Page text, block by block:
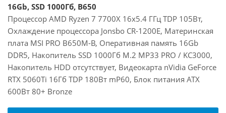
16Gb, SSD 1000Гб, B650
Процессор AMD Ryzen 7 7700X 16x5.4 ГГц TDP 105Вт,
Охлаждение процессора Jonsbo CR-1200E, Материнская
плата MSI PRO B650M-B, Оперативная память 16Gb
DDR5, Накопитель SSD 1000Гб M.2 MP33 PRO / KC3000,
Накопитель HDD отсутствует, Видеокарта nVidia GeForce
RTX 5060Ti 16Гб TDP 180Вт mP60, Блок питания ATX
600Вт 80+ Bronze